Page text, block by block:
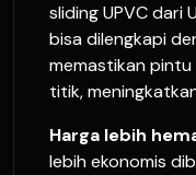
sliding UPVC dari
bisa dilengkapi
memastikan
titik,
Harga lebih
lebih ekonomis